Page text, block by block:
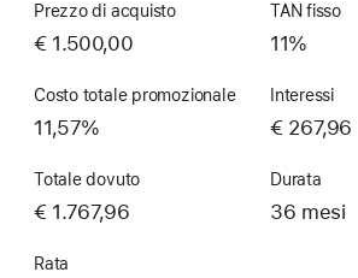
Prezzo di acquisto
€ 1.500,00
TAN fisso
11%
Costo totale promozionale
11,57%
Interessi
€ 267,96
Totale dovuto
€ 1.767,96
Durata
36 mesi
Rata